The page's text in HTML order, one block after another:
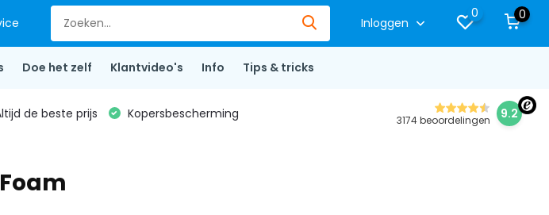
Inloggen
0 0
Doe het zelf Klantvideo's Info Tips & tricks
de beste prijs Kopersbescherming 3174 beoordelingen 9.2